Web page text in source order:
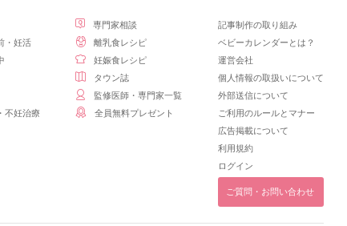
・妊活
不妊治療
専門家相談
離乳食レシピ
妊娠食レシピ
タウン誌
監修医師・専門家一覧
全員無料プレゼント
記事制作の取り組み
ベビーカレンダーとは？
運営会社
個人情報の取扱いについて
外部送信について
ご利用のルールとマナー
広告掲載について
利用規約
ログイン
ご質問・お問い合わせ